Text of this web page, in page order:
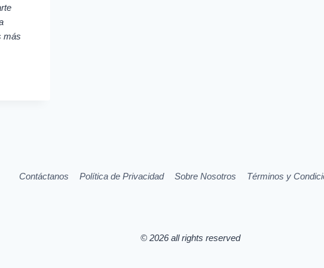
más
Contáctanos Política de Privacidad Sobre Nosotros Términos y
© 2026 all rights reserved